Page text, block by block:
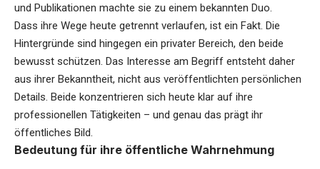
und Publikationen machte sie zu einem bekannten Duo.
Dass ihre Wege heute getrennt verlaufen, ist ein Fakt. Die
Hintergründe sind hingegen ein privater Bereich, den beide
bewusst schützen. Das Interesse am Begriff entsteht daher
aus ihrer Bekanntheit, nicht aus veröffentlichten persönlichen
Details. Beide konzentrieren sich heute klar auf ihre
professionellen Tätigkeiten – und genau das prägt ihr
öffentliches Bild.
Bedeutung für ihre öffentliche Wahrnehmung